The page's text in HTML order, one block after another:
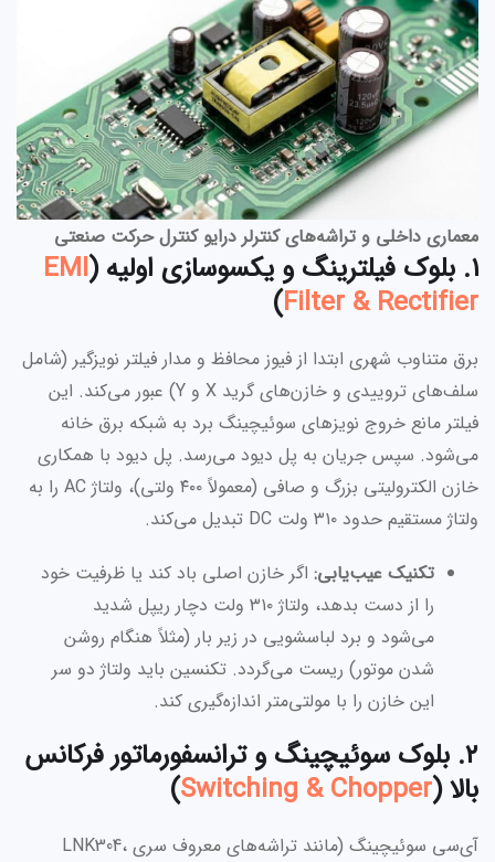
معماری داخلی و تراشه‌های کنترلر درایو کنترل حرکت صنعتی
۱. بلوک فیلترینگ و یکسوسازی اولیه (
EMI
Filter & Rectifier
)
برق متناوب شهری ابتدا از فیوز محافظ و مدار فیلتر نویزگیر (شامل
سلف‌های تروییدی و خازن‌های گرید X و Y) عبور می‌کند. این
فیلتر مانع خروج نویزهای سوئیچینگ برد به شبکه برق خانه
می‌شود. سپس جریان به پل دیود می‌رسد. پل دیود با همکاری
خازن الکترولیتی بزرگ و صافی (معمولاً ۴۰۰ ولتی)، ولتاژ AC را به
ولتاژ مستقیم حدود ۳۱۰ ولت DC تبدیل می‌کند.
تکنیک عیب‌یابی: اگر خازن اصلی باد کند یا ظرفیت خود
را از دست بدهد، ولتاژ ۳۱۰ ولت دچار ریپل شدید
می‌شود و برد لباسشویی در زیر بار (مثلاً هنگام روشن
شدن موتور) ریست می‌گردد. تکنسین باید ولتاژ دو سر
این خازن را با مولتی‌متر اندازه‌گیری کند.
۲. بلوک سوئیچینگ و ترانسفورماتور فرکانس
بالا (Switching & Chopper
)
آی‌سی سوئیچینگ (مانند تراشه‌های معروف سری LNK304،